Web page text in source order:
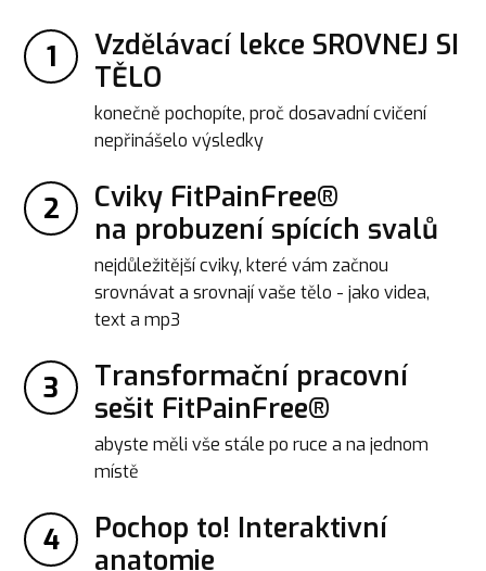
1
Vzdělávací lekce SROVNEJ SI
TĚLO
konečně pochopíte, proč dosavadní cvičení
nepřinášelo výsledky
2
Cviky FitPainFree®
na probuzení spících svalů
nejdůležitější cviky, které vám začnou
srovnávat a srovnají vaše tělo - jako videa,
text a mp3
3
Transformační pracovní
sešit FitPainFree®
abyste měli vše stále po ruce a na jednom
místě
4
Pochop to! Interaktivní
anatomie